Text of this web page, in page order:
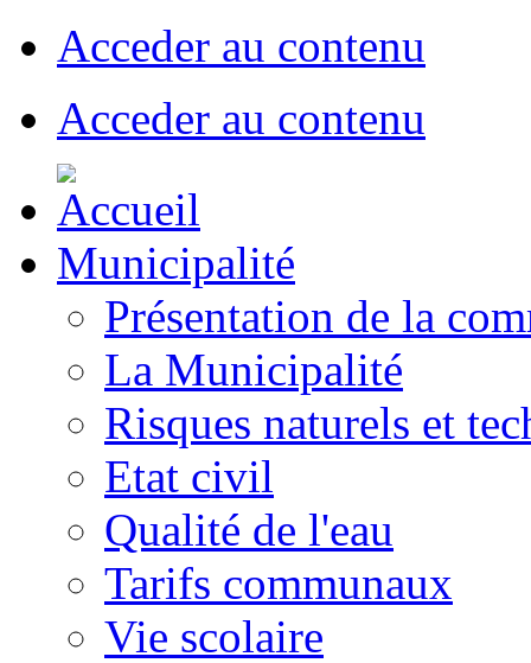
Acceder au contenu
Acceder au contenu
Municipalité
Présentation de la
La Municipalité
Risques naturels et
Etat civil
Qualité de l'eau
Tarifs communaux
Vie scolaire